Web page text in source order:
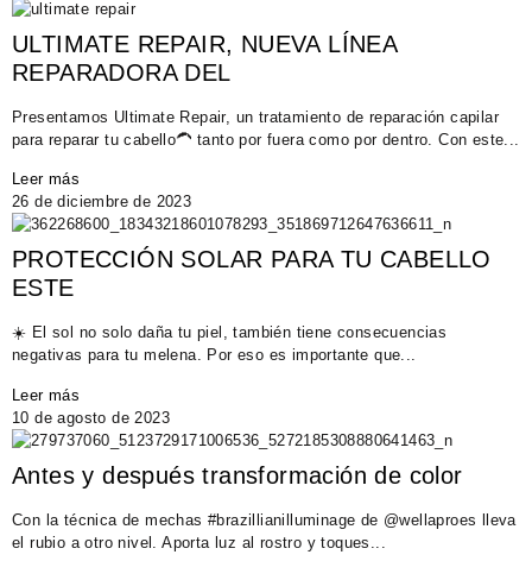
ULTIMATE REPAIR, NUEVA LÍNEA
REPARADORA DEL
Presentamos Ultimate Repair, un tratamiento de reparación capilar
para reparar tu cabello🦱 tanto por fuera como por dentro. Con este...
Leer más
26 de diciembre de 2023
PROTECCIÓN SOLAR PARA TU CABELLO
ESTE
☀️ El sol no solo daña tu piel, también tiene consecuencias
negativas para tu melena. Por eso es importante que...
Leer más
10 de agosto de 2023
Antes y después transformación de color
Con la técnica de mechas #brazillianilluminage de @wellaproes lleva
el rubio a otro nivel. Aporta luz al rostro y toques...